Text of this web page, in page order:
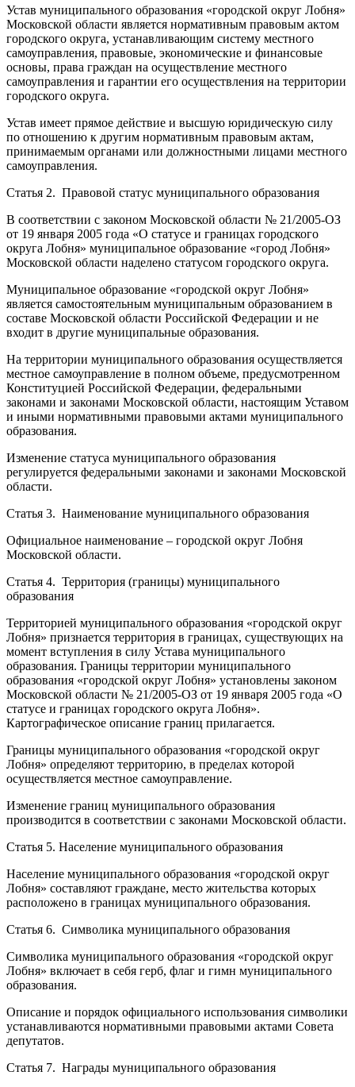
Устав муниципального образования «городской округ Лобня»
Московской области является нормативным правовым актом
городского округа, устанавливающим систему местного
самоуправления, правовые, экономические и финансовые
основы, права граждан на осуществление местного
самоуправления и гарантии его осуществления на территории
городского округа.
Устав имеет прямое действие и высшую юридическую силу
по отношению к другим нормативным правовым актам,
принимаемым органами или должностными лицами местного
самоуправления.
Статья 2. Правовой статус муниципального образования
В соответствии с законом Московской области № 21/2005-ОЗ
от 19 января 2005 года «О статусе и границах городского
округа Лобня» муниципальное образование «город Лобня»
Московской области наделено статусом городского округа.
Муниципальное образование «городской округ Лобня»
является самостоятельным муниципальным образованием в
составе Московской области Российской Федерации и не
входит в другие муниципальные образования.
На территории муниципального образования осуществляется
местное самоуправление в полном объеме, предусмотренном
Конституцией Российской Федерации, федеральными
законами и законами Московской области, настоящим Уставом
и иными нормативными правовыми актами муниципального
образования.
Изменение статуса муниципального образования
регулируется федеральными законами и законами Московской
области.
Статья 3. Наименование муниципального образования
Официальное наименование – городской округ Лобня
Московской области.
Статья 4. Территория (границы) муниципального
образования
Территорией муниципального образования «городской округ
Лобня» признается территория в границах, существующих на
момент вступления в силу Устава муниципального
образования. Границы территории муниципального
образования «городской округ Лобня» установлены законом
Московской области № 21/2005-ОЗ от 19 января 2005 года «О
статусе и границах городского округа Лобня».
Картографическое описание границ прилагается.
Границы муниципального образования «городской округ
Лобня» определяют территорию, в пределах которой
осуществляется местное самоуправление.
Изменение границ муниципального образования
производится в соответствии с законами Московской области.
Статья 5. Население муниципального образования
Население муниципального образования «городской округ
Лобня» составляют граждане, место жительства которых
расположено в границах муниципального образования.
Статья 6. Символика муниципального образования
Символика муниципального образования «городской округ
Лобня» включает в себя герб, флаг и гимн муниципального
образования.
Описание и порядок официального использования символики
устанавливаются нормативными правовыми актами Совета
депутатов.
Статья 7. Награды муниципального образования